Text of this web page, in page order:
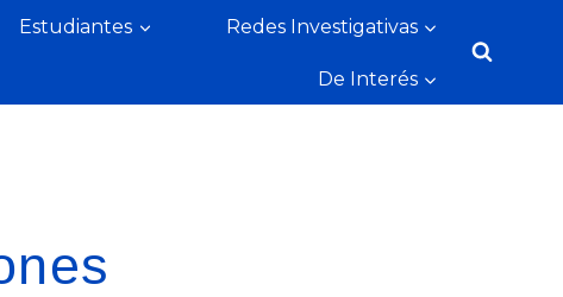
Estudiantes Redes Investigativas
De Interés